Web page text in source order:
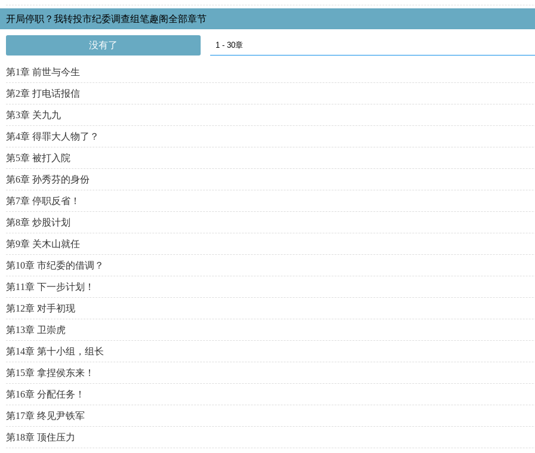
开局停职？我转投市纪委调查组笔趣阁全部章节
没有了
第1章 前世与今生
第2章 打电话报信
第3章 关九九
第4章 得罪大人物了？
第5章 被打入院
第6章 孙秀芬的身份
第7章 停职反省！
第8章 炒股计划
第9章 关木山就任
第10章 市纪委的借调？
第11章 下一步计划！
第12章 对手初现
第13章 卫崇虎
第14章 第十小组，组长
第15章 拿捏侯东来！
第16章 分配任务！
第17章 终见尹铁军
第18章 顶住压力